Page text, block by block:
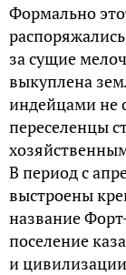
Формально
за сущие
выкуплена
индейцами не
переселенцы
В период с
выстроены
название
поселение
и